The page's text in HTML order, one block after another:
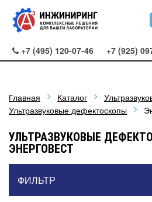
+7 (495) 120-07-46 +7 (925)
Главная Каталог
Ультразвуковые дефектоскопы
УЛЬТРАЗВУКОВЫЕ
ЭНЕРГОВЕСТ
ФИЛЬТР